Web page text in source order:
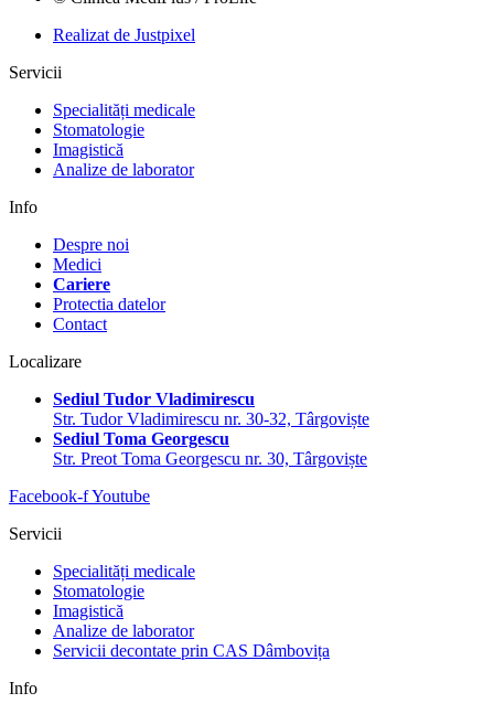
Realizat de Justpixel
Servicii
Specialități medicale
Stomatologie
Imagistică
Analize de laborator
Info
Despre noi
Medici
Cariere
Protectia datelor
Contact
Localizare
Sediul Tudor Vladimirescu
Str. Tudor Vladimirescu nr. 30-32, Târgoviște
Sediul Toma Georgescu
Str. Preot Toma Georgescu nr. 30, Târgoviște
Facebook-fYoutube
Servicii
Specialități medicale
Stomatologie
Imagistică
Analize de laborator
Servicii decontate prin CAS Dâmbovița
Info